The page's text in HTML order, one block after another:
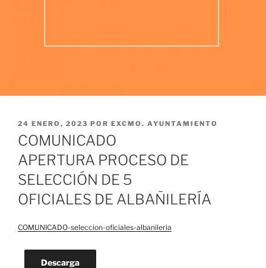
PUBLICADO
EL
24 ENERO, 2023 POR EXCMO. AYUNTAMIENTO
COMUNICADO
APERTURA PROCESO DE
SELECCIÓN DE 5
OFICIALES DE ALBAÑILERÍA
COMUNICADO-seleccion-oficiales-albanileria
Descarga